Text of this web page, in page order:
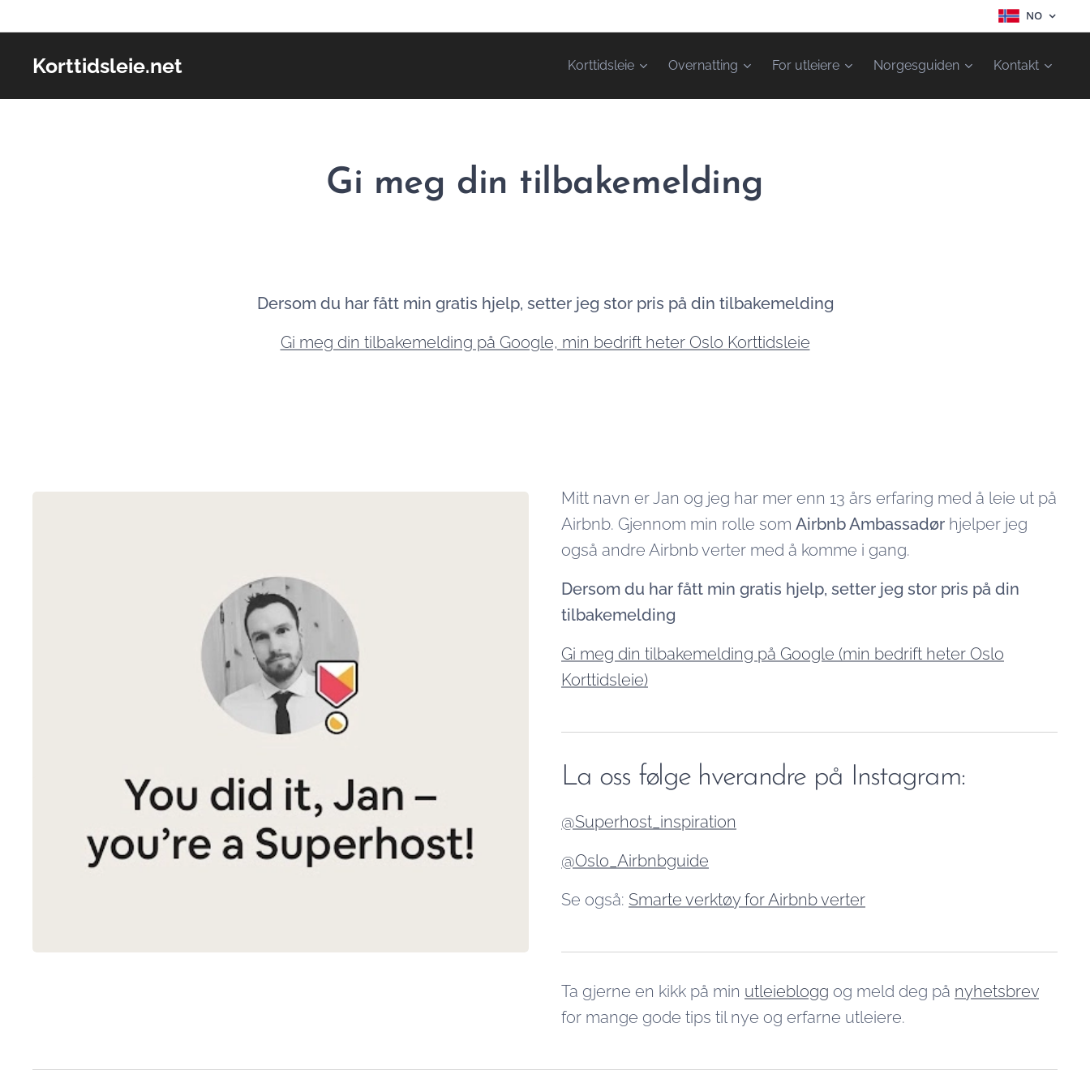
NO
Korttidsleie.net Korttidsleie Overnatting For utleiere Norgesguiden Kontakt
Gi meg din tilbakemelding
Dersom du har fått min gratis hjelp, setter jeg stor pris på din tilbakemelding
Gi meg din tilbakemelding på Google, min bedrift heter Oslo Korttidsleie
Mitt navn er Jan og jeg har mer enn 13 års erfaring med å leie ut på
Airbnb. Gjennom min rolle som Airbnb Ambassadør hjelper jeg
også andre Airbnb verter med å komme i gang.
Dersom du har fått min gratis hjelp, setter jeg stor pris på din
tilbakemelding
Gi meg din tilbakemelding på Google (min bedrift heter Oslo
Korttidsleie)
La oss følge hverandre på Instagram:
@Superhost_inspiration
@Oslo_Airbnbguide
Se også: Smarte verktøy for Airbnb verter
Ta gjerne en kikk på min utleieblogg og meld deg på nyhetsbrev
for mange gode tips til nye og erfarne utleiere.